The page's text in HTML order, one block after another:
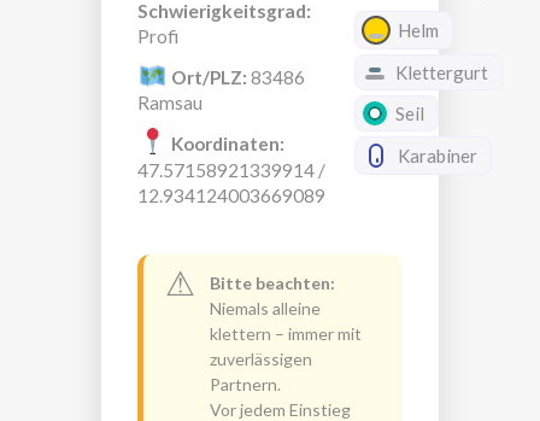
Schwierigkeitsgrad:
Profi
Ort/PLZ: 83486
Ramsau
Koordinaten:
47.57158921339914 /
12.934124003669089
Helm
Klettergurt
Seil
Karabiner
⚠
Bitte beachten:
Niemals alleine
klettern – immer mit
zuverlässigen
Partnern.
Vor jedem Einstieg